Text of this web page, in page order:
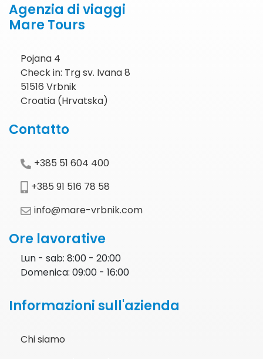
Agenzia di viaggi
Mare Tours
Pojana 4
Check in: Trg sv. Ivana 8
51516 Vrbnik
Croatia (Hrvatska)
Contatto
+385 51 604 400
+385 91 516 78 58
info@mare-vrbnik.com
Ore lavorative
Lun - sab: 8:00 - 20:00
Domenica: 09:00 - 16:00
Informazioni sull'azienda
Chi siamo